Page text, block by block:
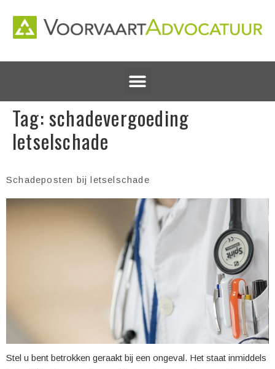
Tag:schadevergoeding
letselschade
Schadeposten bij letselschade
Stel u bent betrokken geraakt bij een ongeval. Het staat inmiddels